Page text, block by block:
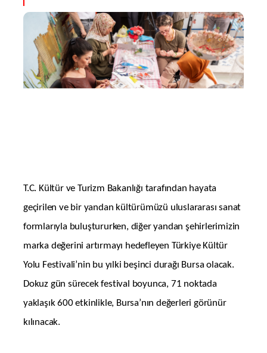
T.C. Kültür ve Turizm Bakanlığı tarafından hayata
geçirilen ve bir yandan kültürümüzü uluslararası sanat
formlarıyla buluştururken, diğer yandan şehirlerimizin
marka değerini artırmayı hedefleyen Türkiye Kültür
Yolu Festivali’nin bu yılki beşinci durağı Bursa olacak.
Dokuz gün sürecek festival boyunca, 71 noktada
yaklaşık 600etkinlikle, Bursa’nın değerleri görünür
kılınacak.